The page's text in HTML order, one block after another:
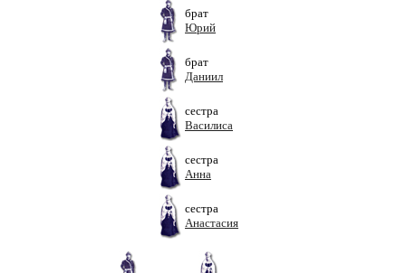
брат
Юрий
брат
Даниил
сестра
Василиса
сестра
Анна
сестра
Анастасия